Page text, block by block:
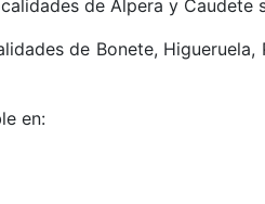
de Alpera y
de Bonete,
en: